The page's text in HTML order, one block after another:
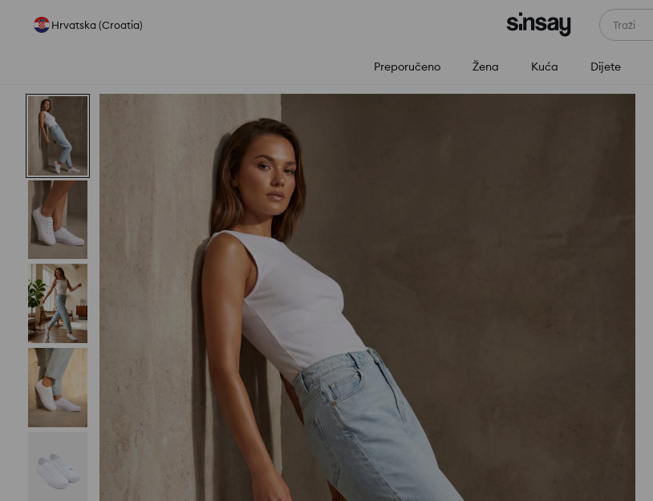
Hrvatska (Croatia) Traži
Preporučeno Žena Kuća Dijete